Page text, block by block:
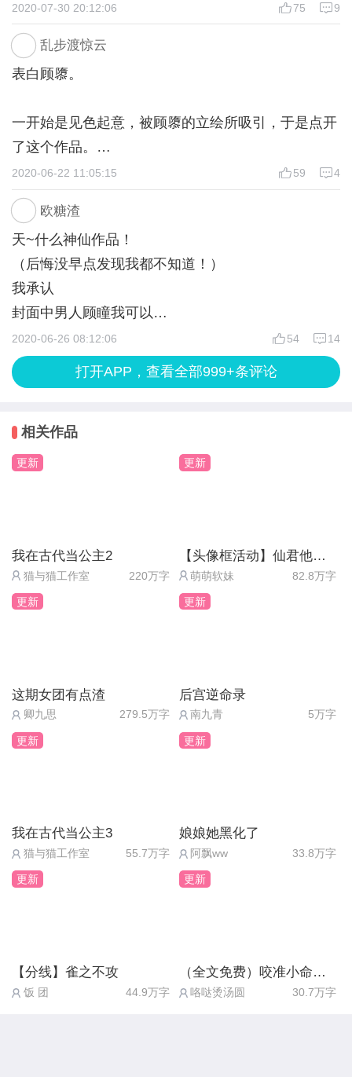
欢，也不会喜欢男人。
最后，阿遇，你别生我气了，要亲亲还是抱抱都满足
你。
顾曈:真香。
文笔不好，请见谅
“前辈，你酒量好像很浅啊。”顾瞳又给他斟了满盏。
顾隳:“嗯。”
显然醉了。
顾瞳看着他小口小口的抿着酒，眼神一暗。
“前辈，看我，我是谁？”顾瞳戳他。
顾隳抬眸，眸里闪过一丝困惑:“我……自己？”却仍是
记的小口啜饮着盏中灵酒。两颊染上绯红，眼带迷
蒙，醉意上涌。
顾瞳又戳他:“可有喜欢之人？”
顾隳苦恼的蹙眉，顾瞳见状，便伸指替他揉散:“有
顾瞳:有些荣幸。
哪料顾隳却是狠狠瞪着他:“你敢？！”
一点杀伤力也没有，软软糯糯的，反倒戳进顾瞳心底
不起此时此景了。
顾瞳诱哄:“前辈，看我，靠过来点。”
折射的酒渍)的唇，鬼使神差的凑过去轻轻啄了啄，
9
75
2020-07-30 20:12:06
乱步渡惊云
表白顾隳。
一开始是见色起意，被顾隳的立绘所吸引，于是点开
了这个作品。
我向来都是先看看作品，如果我能有玩下去的意愿，
便会买大礼包。哦对，我偏爱大礼包。
后来？也是因为顾隳，我毫不犹豫的买了。
是的，氪金使我得到了男人。
本以为，以顾隳的反派人设，他应当是那种残暴狠
厉，偏执黑化那一类的人物。但越看到后面，渐渐
的，他扭转了我对他的偏见。
所谓正道，真的就是正义吗？
日月光影轮回交替，红尘万物阴阳相生。
顾隳他本是天之骄子，人中龙凤，却是遭人陷害，被
人欺骗，而他生性耿直，直接叛出宗门，投了魔道。
因为顾瞳要沐浴而拼命找话题却半天说不上来什么话
的他，因为顾瞳不慎进了女鬼幻境而自省的他，以及
顾隳啊，你怎么能……这么可爱呢。
尚还记得你在赌坊之时，漫不经心说的那些话。
你在，赌什么呢？
4
59
2020-06-22 11:05:15
欧糖渣
天~什么神仙作品！
（后悔没早点发现我都不知道！）
我承认
封面中男人顾瞳我可以
每一个立绘精美啊啊啊啊啊啊～
可
那个黑眼圈你是怎么回事
剧情也是讲穿书的
虽然是钢铁直男穿书
并没有什么金手指系统的剧情
反而原主还活着
以灵魂的形式存在
眼睛睁的大大像铜铃
手指尖的颤抖反应我内心的激动
就是觉得两个有点少
（你这个花心大萝卜还想要多少个）
我错了我不该妄想
区区墙是挡不住我的
我爬我翻！！！
14
54
2020-06-26 08:12:06
打开APP，查看全部999+条评论
相关作品
更新
我在古代当公主2
猫与猫工作室 220万字
更新
【头像框活动】仙君他道心不稳
萌萌软妹 82.8万字
更新
这期女团有点渣
卿九思 279.5万字
更新
后宫逆命录
南九青 5万字
更新
我在古代当公主3
猫与猫工作室 55.7万字
更新
娘娘她黑化了
阿飘ww 33.8万字
更新
【分线】雀之不攻
饭 团 44.9万字
更新
（全文免费）咬准小命不放松
咯哒烫汤圆 30.7万字